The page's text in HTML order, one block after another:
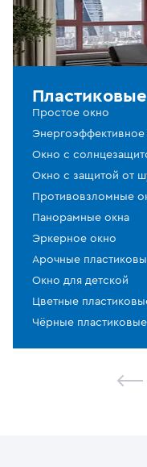
Простое окно
Энергоэффективное
Окно с
Окно с защитой от
Противовзломные
Панорамные окна
Эркерное окно
Арочные
Окно для детской
Цветные
Чёрные